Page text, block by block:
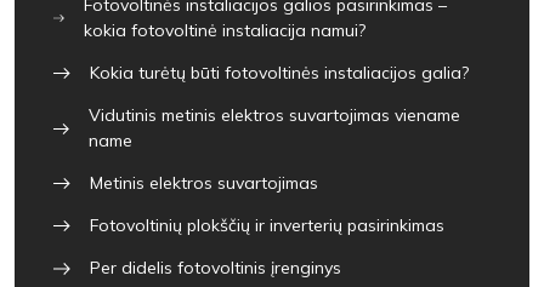
Fotovoltinės instaliacijos galios pasirinkimas –
kokia fotovoltinė instaliacija namui?
Kokia turėtų būti fotovoltinės instaliacijos galia?
Vidutinis metinis elektros suvartojimas viename
name
Metinis elektros suvartojimas
Fotovoltinių plokščių ir inverterių pasirinkimas
Per didelis fotovoltinis įrenginys